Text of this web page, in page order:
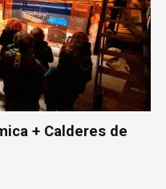
+ Calderes de